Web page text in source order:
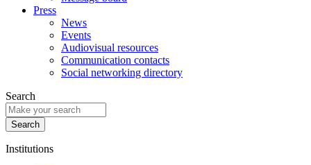
Press
News
Events
Audiovisual resources
Communication contacts
Social networking directory
Search
Institutions